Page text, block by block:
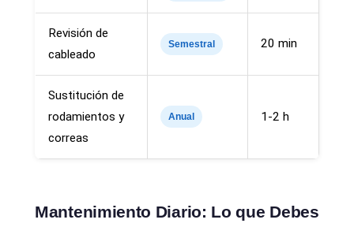
Revisión de
cableado
Semestral 20 min
Sustitución de
rodamientos y
correas
Anual 1-2 h
Mantenimiento Diario: Lo que Debes